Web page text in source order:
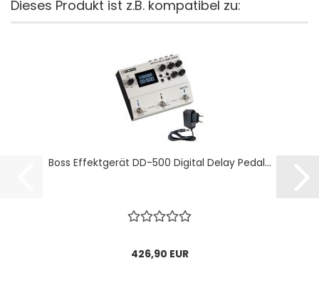
Dieses Produkt ist z.B. kompatibel zu:
Boss Effektgerät DD-500 Digital Delay Pedal...
426,90 EUR